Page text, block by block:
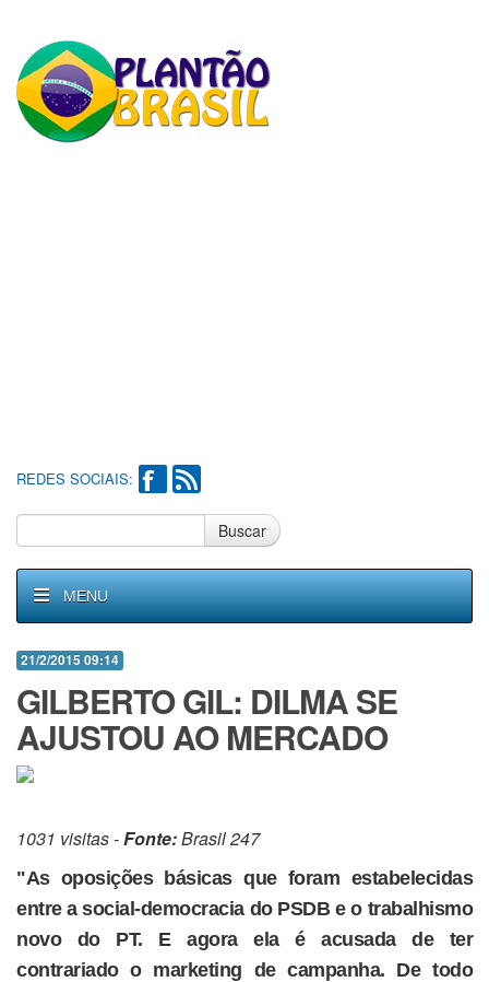
REDES SOCIAIS:
Buscar
MENU
21/2/2015 09:14
GILBERTO GIL: DILMA SE
AJUSTOU AO MERCADO
1031 visitas -Fonte:Brasil 247
"As oposições básicas que foram estabelecidas
entre a social-democracia do PSDB e o trabalhismo
novo do PT. E agora ela é acusada de ter
contrariado o marketing de campanha. De todo